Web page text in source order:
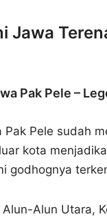
Jawa
Pak Pele –
Pak Pele sudah
kota
godhognya
Alun Utara,